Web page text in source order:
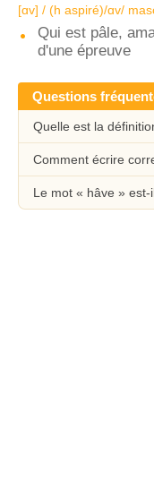
[ɑv] / (h aspiré)/ɑv/
Qui est pâle,
d'une épreuve
Questions
Quelle est la
Comment écrire
Le mot « hâve »